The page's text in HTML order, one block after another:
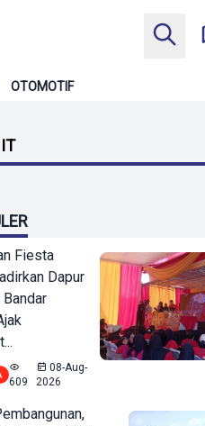
OTOMOTIF
Fiesta
Dapur
609
08-Aug-
2026